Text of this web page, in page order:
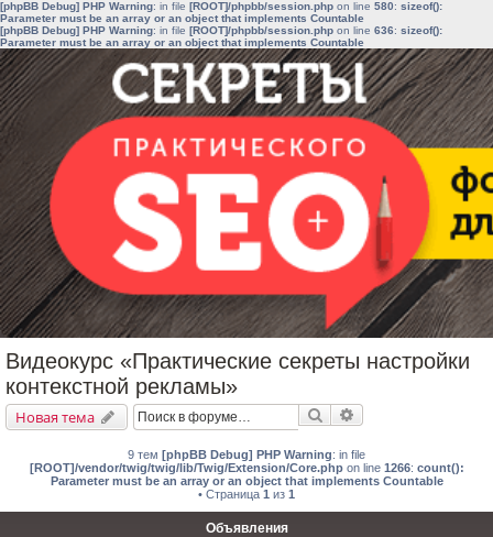
[phpBB Debug] PHP Warning: in file [ROOT]/phpbb/session.php on line 580: sizeof():
Parameter must be an array or an object that implements Countable
[phpBB Debug] PHP Warning: in file [ROOT]/phpbb/session.php on line 636: sizeof():
Parameter must be an array or an object that implements Countable
Видеокурс «Практические секреты настройки
контекстной рекламы»
Новая тема Поиск
9 тем [phpBB Debug] PHP Warning: in file
[ROOT]/vendor/twig/twig/lib/Twig/Extension/Core.phpon line 1266: count():
Parameter must be an array or an object that implements Countable
• Страница 1 из 1
Объявления